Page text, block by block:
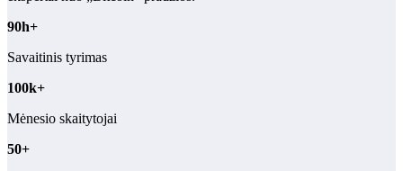
90h+
Savaitinis tyrimas
100k+
Mėnesio skaitytojai
50+